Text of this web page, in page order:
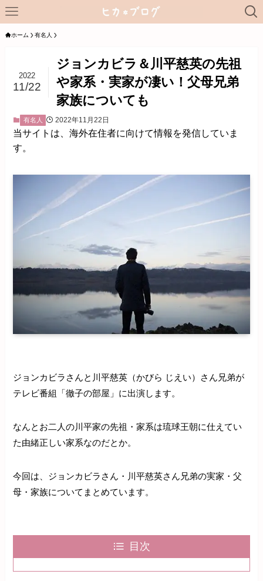
ホーム 有名人
ジョンカビラ＆川平慈英の先祖
や家系・実家が凄い！父母兄弟
家族についても
2022
11/22
有名人 2022年11月22日
当サイトは、海外在住者に向けて情報を発信していま
す。
ジョンカビラさんと川平慈英（かびら じえい）さん兄弟が
テレビ番組「徹子の部屋」に出演します。
なんとお二人の川平家の先祖・家系は琉球王朝に仕えてい
た由緒正しい家系なのだとか。
今回は、ジョンカビラさん・川平慈英さん兄弟の実家・父
母・家族についてまとめています。
目次